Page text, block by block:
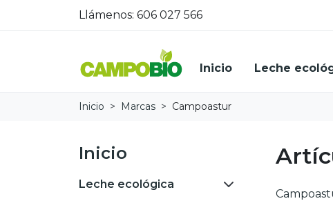
Llámenos: 606 027 566
Inicio Leche
Inicio Marcas Campoastur
Inicio
Leche ecológica